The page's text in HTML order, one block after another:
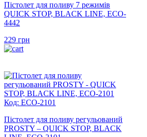
Пістолет для поливу 7 режимів
QUICK STOP, BLACK LINE, ECO-
4442
229 грн
Код: ECO-2101
Пістолет для поливу регульований
PROSTY – QUICK STOP, BLACK